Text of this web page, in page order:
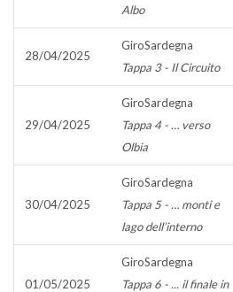
Albo
28/04/2025
GiroSardegna
Tappa 3 - Il Circuito
29/04/2025
GiroSardegna
Tappa 4 - … verso
Olbia
30/04/2025
GiroSardegna
Tappa 5 - … monti e
lago dell’interno
01/05/2025
GiroSardegna
Tappa 6 - ... il finale in